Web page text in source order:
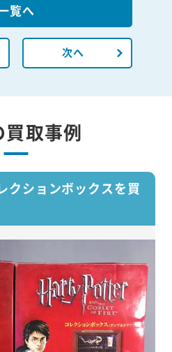
覧へ
次へ
買取事例
クションボックスを買